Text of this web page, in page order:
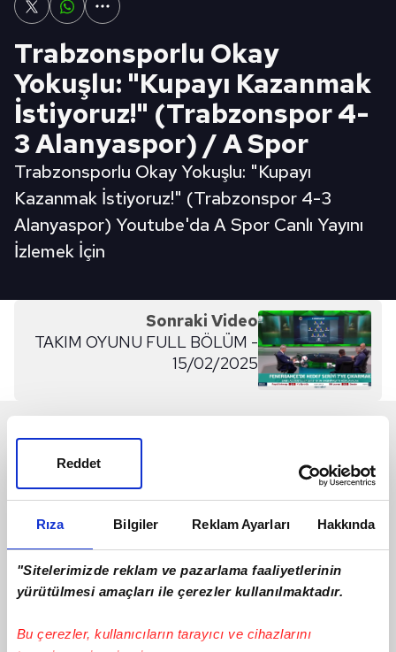
Rıza Bilgiler Reklam Ayarları Hakkında
"Sitelerimizde reklam ve pazarlama faaliyetlerinin
yürütülmesi amaçları ile çerezler kullanılmaktadır.
Bu çerezler, kullanıcıların tarayıcı ve cihazlarını
Reddet
Trabzonsporlu Okay
Yokuşlu: "Kupayı Kazanmak
İstiyoruz!" (Trabzonspor 4-
3 Alanyaspor) / A Spor
Trabzonsporlu Okay Yokuşlu: "Kupayı
Kazanmak İstiyoruz!" (Trabzonspor 4-3
Alanyaspor) Youtube'da A Spor Canlı Yayını
İzlemek İçin
Sonraki Video
TAKIM OYUNU FULL BÖLÜM -
15/02/2025
SON 24 SAAT